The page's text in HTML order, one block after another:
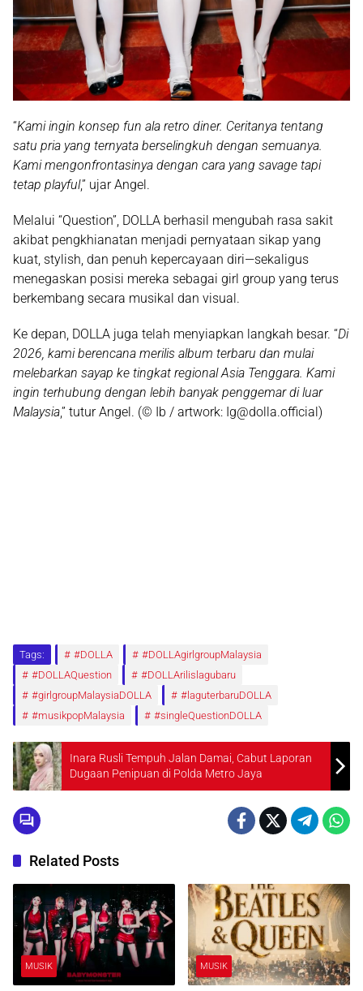
“Kami ingin konsep fun ala retro diner. Ceritanya tentang
satu pria yang ternyata berselingkuh dengan semuanya.
Kami mengonfrontasinya dengan cara yang savage tapi
tetap playful,” ujarAngel.
Melalui “Question”, DOLLA berhasil mengubah rasa sakit
akibat pengkhianatan menjadi pernyataan sikap yang
kuat, stylish, dan penuh kepercayaan diri—sekaligus
menegaskan posisi mereka sebagai girl group yang terus
berkembang secara musikal dan visual.
Ke depan, DOLLA juga telah menyiapkan langkah besar. “Di
2026 , kami berencana merilis album terbaru dan mulai
melebarkan sayap ke tingkat regional Asia Tenggara. Kami
ingin terhubung dengan lebih banyak penggemar di luar
Malaysia,” tutur Angel. (© Ib / artwork: Ig@dolla.official)
Tags: #DOLLA
#DOLLAgirlgroupMalaysia
#DOLLAQuestion
#DOLLArilislagubaru
#girlgroupMalaysiaDOLLA
#laguterbaruDOLLA
#musikpopMalaysia
#singleQuestionDOLLA
Inara Rusli Tempuh Jalan Damai, Cabut Laporan
Dugaan Penipuan di Polda Metro Jaya
Related Posts
MUSIK MUSIK